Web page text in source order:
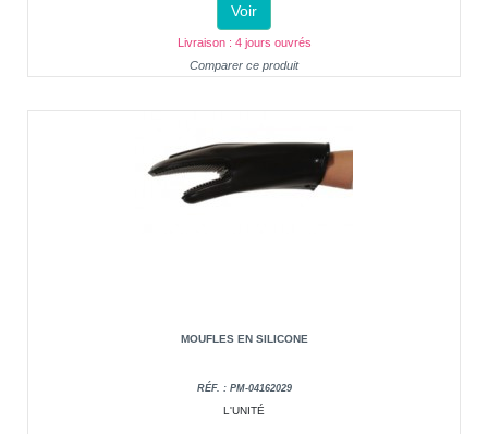
Voir
Livraison : 4 jours ouvrés
Comparer ce produit
MOUFLES EN SILICONE
RÉF. : PM-04162029
L'UNITÉ